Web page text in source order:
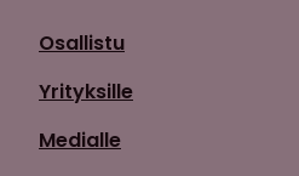
Osallistu
Yrityksille
Medialle